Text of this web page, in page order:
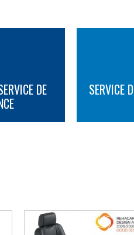
DE
SERVICE
PLUS D'INFORMATION